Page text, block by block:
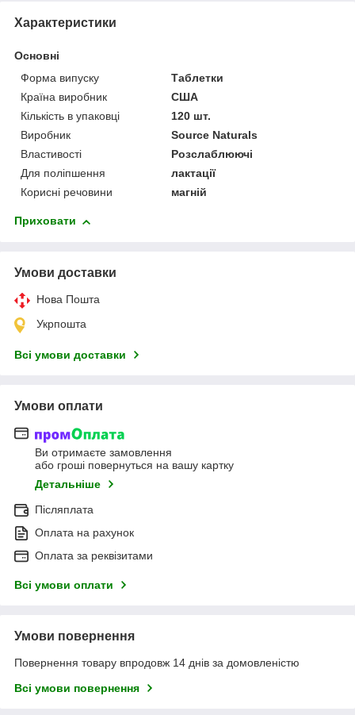
Характеристики
Основні
Форма випуску
Таблетки
Країна виробник
США
Кількість в упаковці
120 шт.
Виробник
Source Naturals
Властивості
Розслаблюючі
Для поліпшення
лактації
Корисні речовини
магній
Приховати
Умови доставки
Нова Пошта
Укрпошта
Всі умови доставки
Умови оплати
Ви отримаєте замовлення
або гроші повернуться на вашу картку
Детальніше
Післяплата
Оплата на рахунок
Оплата за реквізитами
Всі умови оплати
Умови повернення
Повернення товару впродовж 14 днів за домовленістю
Всі умови повернення